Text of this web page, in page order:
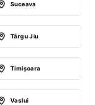
Suceava
Târgu Jiu
Timişoara
Vaslui